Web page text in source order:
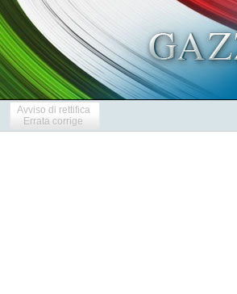
Avviso di rettifica
Errata corrige